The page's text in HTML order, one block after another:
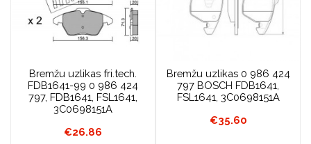
Bremžu uzlikas fri.tech.
FDB1641-99 0 986 424
797, FDB1641, FSL1641,
3C0698151A
€26.86
Bremžu uzlikas 0 986 424
797 BOSCH FDB1641,
FSL1641, 3C0698151A
€35.60